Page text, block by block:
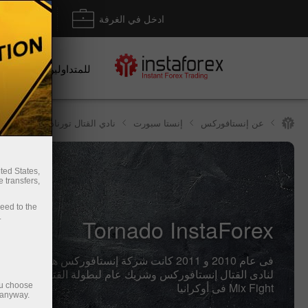
ادخل في الغرفة
للمتداولين
عن إنستافوركس إنستا سبورت نادي القتال تورنادو-
Tornado InstaForex
فى عام 2010 و 2011 كانت شركة إنستافوركس هى الراعى
Mix Fight فى أوكرانيا
States,
transfers,
to the
choose